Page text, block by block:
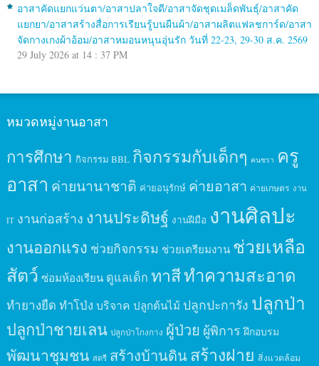
อาสาคัดแยกแว่นตา/อาสาปลาใจดี/อาสาจัดชุดเมล็ดพันธุ์/อาสาคัด
แยกยา/อาสาสร้างสื่อการเรียนรู้บนผืนผ้า/อาสาผลิตแฟลชการ์ด/อาสา
จัดกางเกงผ้าอ้อม/อาสาหมอนหนุนอุ่นรัก วันที่ 22-23, 29-30 ส.ค. 2569
29 July 2026 at 14 : 37 PM
หมวดหมู่งานอาสา
การศึกษา กิจกรรม BBL กิจกรรมกับเด็กๆ คนชรา ครู
อาสา ค่ายนานาชาติ ค่ายอนุรักษ์ ค่ายอาสา ค่ายเกษตร งาน
IT งานก่อสร้าง งานประดิษฐ์ งานฝีมือ งานศิลปะ
งานออกแรง ช่วยกิจกรรม ช่วยเตรียมงาน ช่วยเหลือ
สัตว์ ซ่อมห้องเรียน ดูแลเด็ก ทาสีทำความสะอาด
ทำยางยืด ทำโป่ง บริจาค ปลูกต้นไม้ ปลูกปะการัง ปลูกป่า
ปลูกป่าชายเลน ปลูกป่าโกงกาง ผู้ป่วย ผู้พิการ ฝึกอบรม
พัฒนาชุมชน สตรี สร้างบ้านดินสร้างฝาย สิ่งแวดล้อม